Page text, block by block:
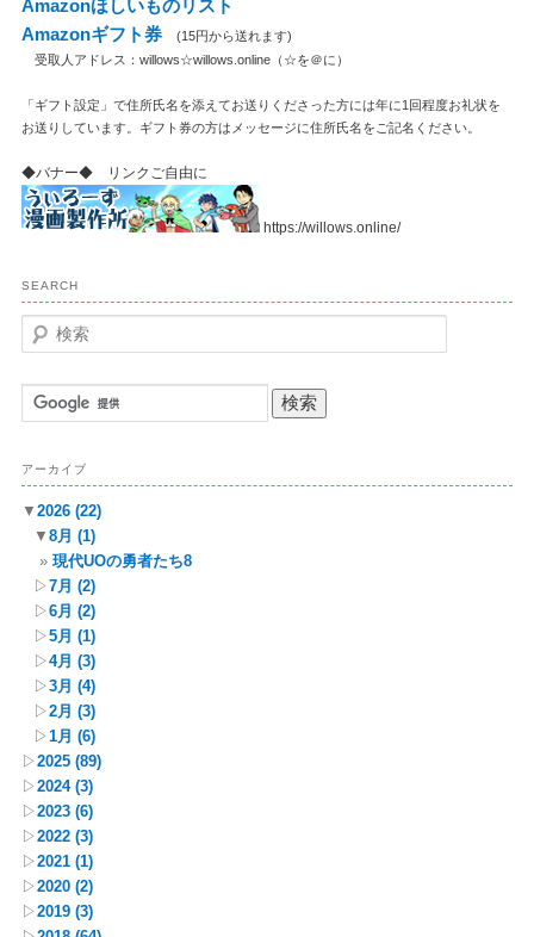
Amazonほしいものリスト
Amazonギフト券
(15円から送れます)
受取人アドレス：willows☆willows.online（☆を＠に）
「ギフト設定」で住所氏名を添えてお送りくださった方には年に1回程度お礼状を
お送りしています。ギフト券の方はメッセージに住所氏名をご記名ください。
◆バナー◆ リンクご自由に
https://willows.online/
SEARCH
検
索
アーカイブ
▼ 2026 (22)
▼ 8月 (1)
現代UOの勇者たち8
▷7月 (2)
▷6月 (2)
▷5月 (1)
▷4月 (3)
▷3月 (4)
▷2月 (3)
▷1月 (6)
▷2025 (89)
▷2024 (3)
▷2023 (6)
▷2022 (3)
▷2021 (1)
▷2020 (2)
▷2019 (3)